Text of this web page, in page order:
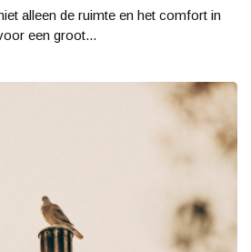
alleen de ruimte en het comfort in
een groot...